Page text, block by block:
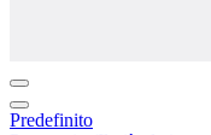
Predefinito